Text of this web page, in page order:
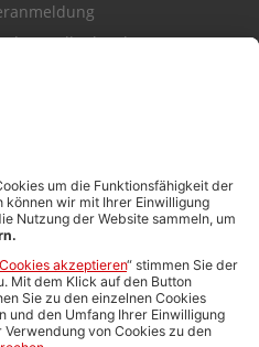
den Stellenkatalog
AGB
Daten